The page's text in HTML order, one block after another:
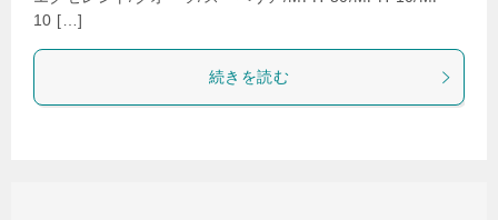
10 […]
続きを読む